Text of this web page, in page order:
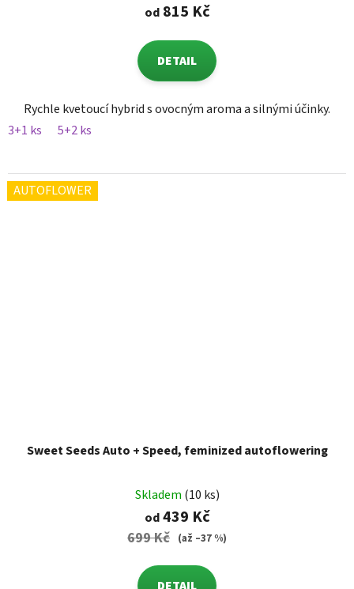
od815 Kč
DETAIL
Rychle kvetoucí hybrid s ovocným aroma a silnými účinky.
3+1 ks
5+2 ks
AUTOFLOWER
Sweet Seeds Auto + Speed, feminized autoflowering
Skladem (10 ks)
od439 Kč
699 Kč (až –37 %)